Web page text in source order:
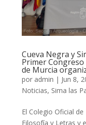
Cueva Negra y
Primer
de Murcia
por admin | Jun 8,
Noticias, Sima las
El Colegio Oficial
Filosofía y Letras y